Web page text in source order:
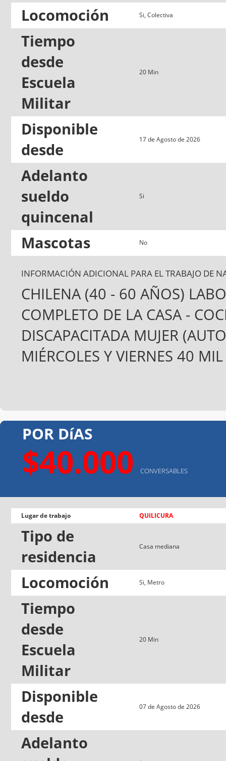
Locomoción Si, Colectiva
Tiempo
desde
Escuela
Militar
20 Min
Disponible
desde
17 de Agosto de 2026
Adelanto
sueldo
quincenal
Si
Mascotas No
INFORMACIÓN ADICIONAL PARA EL TRABAJO DE
CHILENA (40 - 60 AÑOS)
COMPLETO DE LA CASA -
DISCAPACITADA MUJER
MIÉRCOLES Y VIERNES 40
POR DíAS
$40.000 CONVERSABLES
Lugar de trabajo QUILICURA
Tipo de
residencia
Casa mediana
Locomoción Si, Metro
Tiempo
desde
Escuela
Militar
20 Min
Disponible
desde
07 de Agosto de 2026
Adelanto